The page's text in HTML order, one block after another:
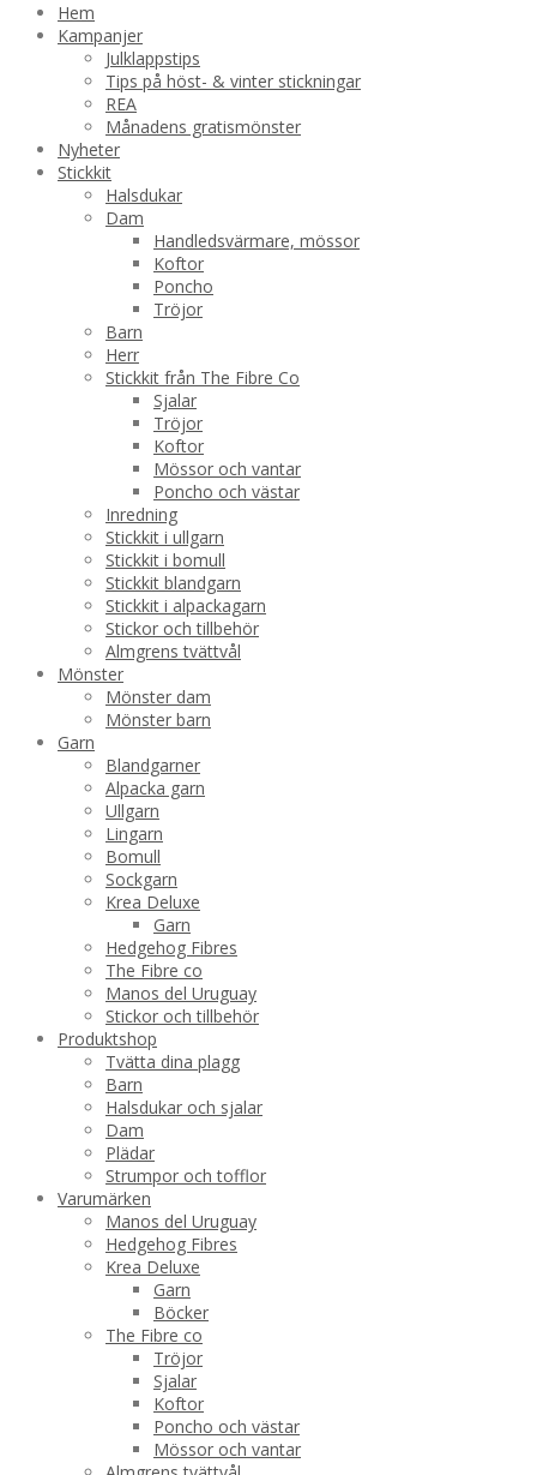
Hem
Kampanjer
Julklappstips
Tips på höst- & vinter stickningar
REA
Månadens gratismönster
Nyheter
Stickkit
Halsdukar
Dam
Handledsvärmare, mössor
Koftor
Poncho
Tröjor
Barn
Herr
Stickkit från The Fibre Co
Sjalar
Tröjor
Koftor
Mössor och vantar
Poncho och västar
Inredning
Stickkit i ullgarn
Stickkit i bomull
Stickkit blandgarn
Stickkit i alpackagarn
Stickor och tillbehör
Almgrens tvättvål
Mönster
Mönster dam
Mönster barn
Garn
Blandgarner
Alpacka garn
Ullgarn
Lingarn
Bomull
Sockgarn
Krea Deluxe
Garn
Hedgehog Fibres
The Fibre co
Manos del Uruguay
Stickor och tillbehör
Produktshop
Tvätta dina plagg
Barn
Halsdukar och sjalar
Dam
Plädar
Strumpor och tofflor
Varumärken
Manos del Uruguay
Hedgehog Fibres
Krea Deluxe
Garn
Böcker
The Fibre co
Tröjor
Sjalar
Koftor
Poncho och västar
Mössor och vantar